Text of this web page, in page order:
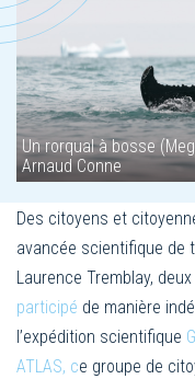
Un rorqual à bosse
Arnaud Conne
Des citoyens et
avancée scientifique de
Laurence Tremblay,
participé de manière
l’expédition scientifique
ATLAS, ce groupe de